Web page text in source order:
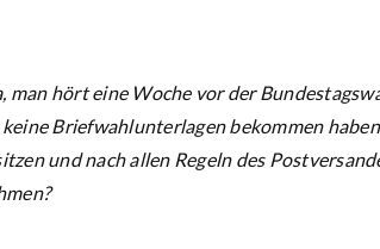
man hört eine Woche vor der
keine Briefwahlunterlagen bekommen
und nach allen Regeln des